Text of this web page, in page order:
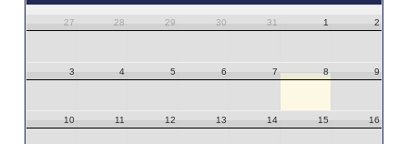
27 28 29 30 31 1 2
3 4 5 6 7 8 9
10 11 12 13 14 15 16